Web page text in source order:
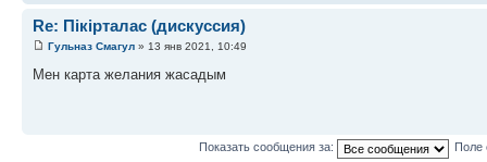
Re: Пікірталас (дискуссия)
Гульназ Смагул » 13 янв 2021, 10:49
Мен карта желания жасадым
Показать сообщения за: Поле